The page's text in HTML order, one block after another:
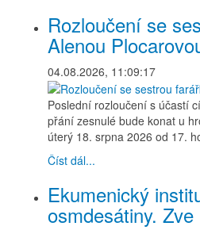
Rozloučení se
Alenou
04.08.2026, 11:09:17
Poslední rozloučení s účastí
přání zesnulé bude konat u
úterý 18. srpna 2026 od 17.
Číst dál...
Ekumenický
osmdesátiny.